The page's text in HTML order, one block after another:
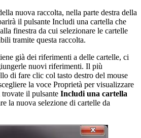
nuova raccolta, nella parte destra della
il pulsante Includi una cartella che
finestra da cui selezionare le cartelle
tramite questa raccolta.
già dei riferimenti a delle cartelle, ci
nuovi riferimenti. Il più
di fare clic col tasto destro del mouse
la voce Proprietà per visualizzare
il pulsante Includi una cartella
la nuova selezione di cartelle da